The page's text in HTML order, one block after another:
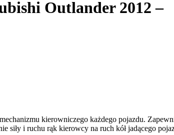
Outlander 2012 –
kierowniczego każdego pojazdu.
siły i ruchu rąk kierowcy na ruch kół jadącego